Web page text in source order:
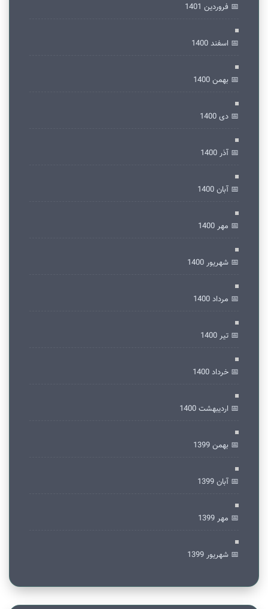
📅 فروردین 1401
📅 اسفند 1400
📅 بهمن 1400
📅 دی 1400
📅 آذر 1400
📅 آبان 1400
📅 مهر 1400
📅 شهریور 1400
📅 مرداد 1400
📅 تير 1400
📅 خرداد 1400
📅 ارديبهشت 1400
📅 بهمن 1399
📅 آبان 1399
📅 مهر 1399
📅 شهریور 1399